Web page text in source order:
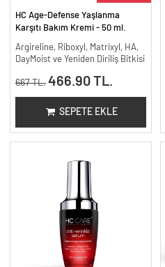
HC Age-Defense Yaşlanma
Karşıtı Bakım Kremi - 50 ml.
Argireline, Riboxyl, Matrixyl, HA,
DayMoist ve Yeniden Diriliş Bitkisi
667 TL. 466.90 TL.
SEPETE EKLE